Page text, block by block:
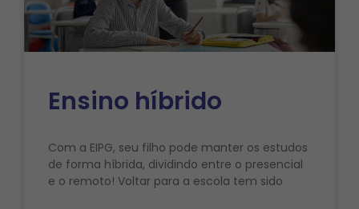
Ensino híbrido
Com a EIPG, seu filho pode manter os estudos
de forma híbrida, dividindo entre o presencial
e o remoto! Voltar para a escola tem sido